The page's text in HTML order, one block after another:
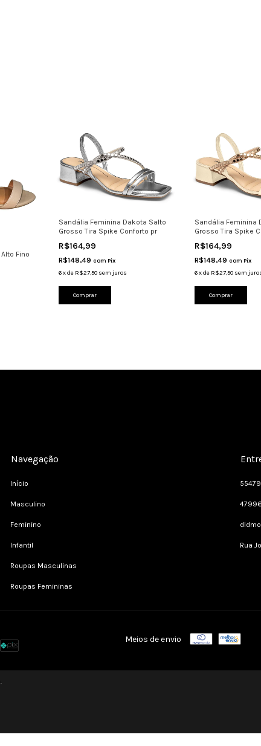
Fino
Sandália Feminina Dakota Salto
Grosso Tira Spike Conforto pr
R$164,99
R$148,49 com Pix
6xde R$27,50 sem juros
Comprar
Sandália Feminina
Grosso Tira Spike
R$164,99
R$148,49 com Pix
6xde R$27,50 sem
Comprar
Navegação
Início
Masculino
Feminino
Infantil
Roupas Masculinas
Roupas Femininas
Rua
Meios de envio